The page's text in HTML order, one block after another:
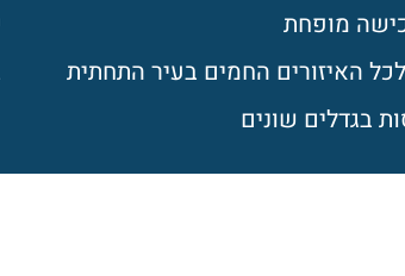
מופחת
האיזורים החמים בעיר התחתית
בגדלים שונים